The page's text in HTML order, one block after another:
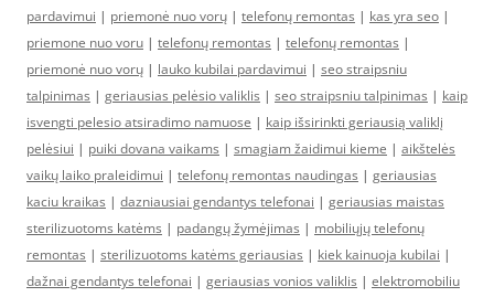
pardavimui | priemonė nuo vorų | telefonų remontas | kas yra seo |
priemone nuo voru | telefonų remontas | telefonų remontas |
priemonė nuo vorų | lauko kubilai pardavimui | seo straipsniu
talpinimas | geriausias pelėsio valiklis | seo straipsniu talpinimas | kaip
isvengti pelesio atsiradimo namuose | kaip išsirinkti geriausią valiklį
pelėsiui | puiki dovana vaikams | smagiam žaidimui kieme | aikštelės
vaikų laiko praleidimui | telefonų remontas naudingas | geriausias
kaciu kraikas | dazniausiai gendantys telefonai | geriausias maistas
sterilizuotoms katėms | padangų žymėjimas | mobiliųjų telefonų
remontas | sterilizuotoms katėms geriausias | kiek kainuoja kubilai |
dažnai gendantys telefonai | geriausias vonios valiklis | elektromobiliu